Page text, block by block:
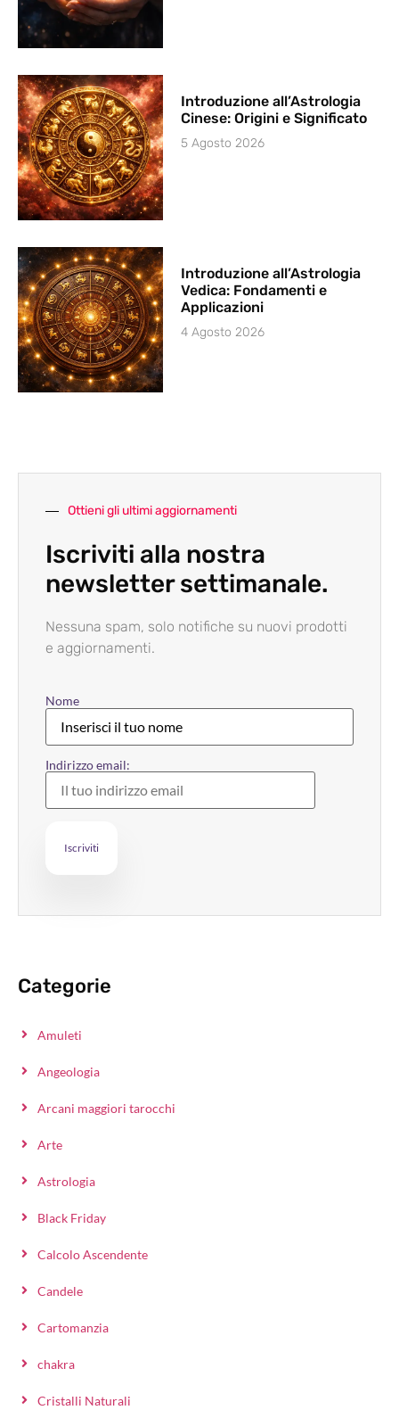
Introduzione all’Astrologia
Cinese: Origini e Significato
5 Agosto 2026
Introduzione all’Astrologia
Vedica: Fondamenti e
Applicazioni
4 Agosto 2026
Ottieni gli ultimi aggiornamenti
Iscriviti alla nostra
newsletter settimanale.
Nessuna spam, solo notifiche su nuovi prodotti
e aggiornamenti.
Nome
Indirizzo email:
Categorie
Amuleti
Angeologia
Arcani maggiori tarocchi
Arte
Astrologia
Black Friday
Calcolo Ascendente
Candele
Cartomanzia
chakra
Cristalli Naturali